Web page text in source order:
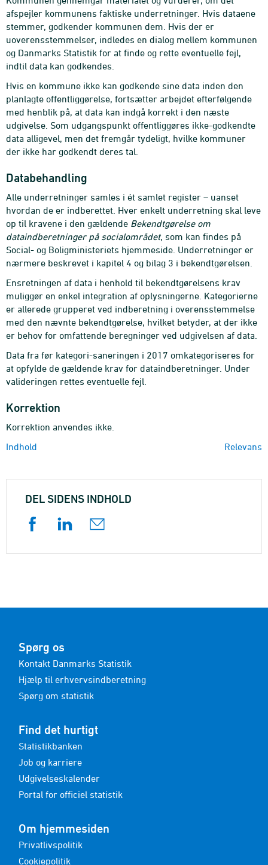
afspejler kommunens faktiske underretninger. Hvis dataene
stemmer, godkender kommunen dem. Hvis der er
uoverensstemmelser, indledes en dialog mellem kommunen
og Danmarks Statistik for at finde og rette eventuelle fejl,
indtil data kan godkendes.
Hvis en kommune ikke kan godkende sine data inden den
planlagte offentliggørelse, fortsætter arbejdet efterfølgende
med henblik på, at data kan indgå korrekt i den næste
udgivelse. Som udgangspunkt offentliggøres ikke-godkendte
data alligevel, men det fremgår tydeligt, hvilke kommuner
der ikke har godkendt deres tal.
Databehandling
Alle underretninger samles i ét samlet register – uanset
hvordan de er indberettet. Hver enkelt underretning skal leve
op til kravene i den gældende Bekendtgørelse om
dataindberetninger på socialområdet, som kan findes på
Social- og Boligministeriets hjemmeside. Underretninger er
nærmere beskrevet i kapitel 4 og bilag 3 i bekendtgørelsen.
Ensretningen af data i henhold til bekendtgørelsens krav
muliggør en enkel integration af oplysningerne. Kategorierne
er allerede grupperet ved indberetning i overensstemmelse
med den nævnte bekendtgørelse, hvilket betyder, at der ikke
er behov for omfattende beregninger ved udgivelsen af data.
Data fra før kategori-saneringen i 2017 omkategoriseres for
at opfylde de gældende krav for dataindberetninger. Under
valideringen rettes eventuelle fejl.
Korrektion
Korrektion anvendes ikke.
Indhold
Relevans
DEL SIDENS INDHOLD
Spørg os
Kontakt Danmarks Statistik
Hjælp til erhvervsindberetning
Spørg om statistik
Find det hurtigt
Statistikbanken
Job og karriere
Udgivelseskalender
Portal for officiel statistik
Om hjemmesiden
Privatlivspolitik
Cookiepolitik